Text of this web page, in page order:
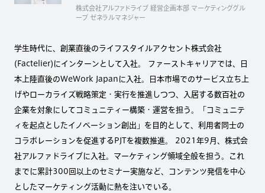
株式会社アルファドライブ 経営企画本部 マーケティンググル
ープ ゼネラルマネジャー
学生時代に、創業直後のライフスタイルアクセント株式会社
(Factelier)にインターンとして入社。 ファーストキャリアでは、日
本上陸直後のWeWork Japanに入社。日本市場でのサービス立ち上
げやローカライズ戦略策定・実行を推進しつつ、入居する数百社の
企業を対象にしてコミュニティー構築・運営を担う。「コミュニテ
ィを起点としたイノベーション創出」を目的として、利用者同士の
コラボレーションを促進するPJTを複数推進。 2021年9月、株式会
社アルファドライブに入社。マーケティング領域全般を担う。これ
までに累計300回以上のセミナー実施など、コンテンツ発信を中心
としたマーケティング活動に熱を注いでいる。